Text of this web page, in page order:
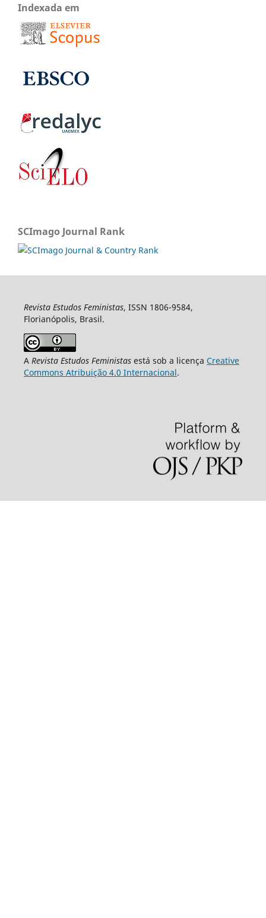
Indexada em
SCImago Journal Rank
Revista Estudos Feministas, ISSN 1806-9584,
Florianópolis, Brasil.
A Revista Estudos Feministasestá sob a licença Creative
Commons Atribuição 4.0 Internacional.